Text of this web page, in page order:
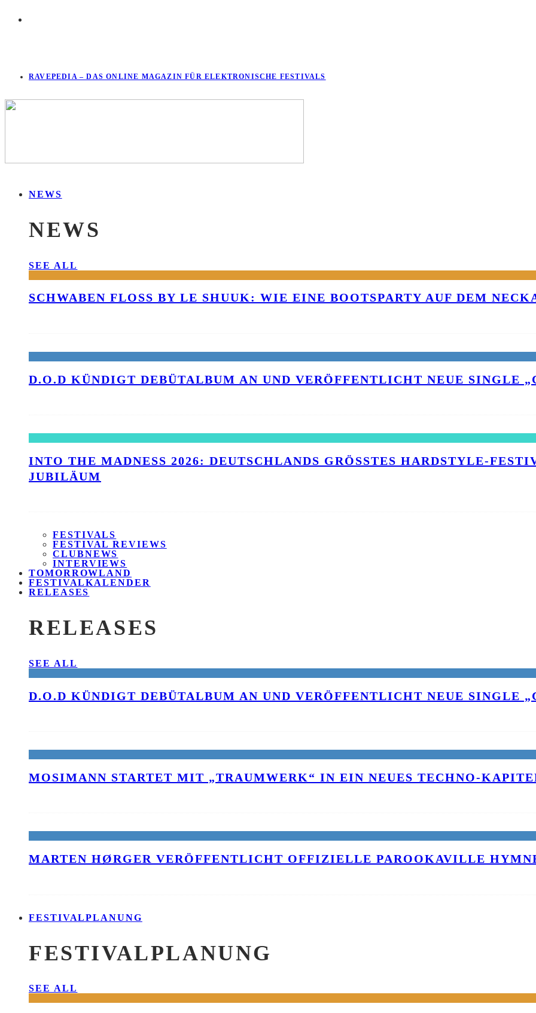
RAVEPEDIA – DAS ONLINE MAGAZIN FÜR ELEKTRONISCHE FESTIVALS
NEWS
NEWS
SEE ALL
SCHWABEN FLOSS BY LE SHUUK: WIE EINE BOOTSPARTY AUF DEM
D.O.D KÜNDIGT DEBÜTALBUM AN UND VERÖFFENTLICHT NEUE SINGLE
INTO THE MADNESS 2026: DEUTSCHLANDS GRÖSSTES HARDSTYLE-
UBILÄUM
FESTIVALS
FESTIVAL REVIEWS
CLUBNEWS
INTERVIEWS
TOMORROWLAND
FESTIVALKALENDER
RELEASES
RELEASES
SEE ALL
D.O.D KÜNDIGT DEBÜTALBUM AN UND VERÖFFENTLICHT NEUE SINGLE
MOSIMANN STARTET MIT „TRAUMWERK“ IN EIN NEUES TECHNO-
MARTEN HØRGER VERÖFFENTLICHT OFFIZIELLE PAROOKAVILLE
FESTIVALPLANUNG
FESTIVALPLANUNG
SEE ALL